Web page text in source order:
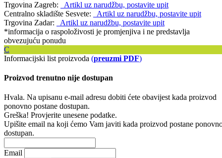
Trgovina Zagreb:
Artikl uz narudžbu, postavite upit
Centralno skladište Sesvete:
Artikl uz narudžbu, postavite upit
Trgovina Zadar:
Artikl uz narudžbu, postavite upit
*informacija o raspoloživosti je promjenjiva i ne predstavlja
obvezujuću ponudu
C
Informacijski list proizvoda (preuzmi PDF)
Proizvod trenutno nije dostupan
Hvala. Na upisanu e-mail adresu dobiti ćete obavijest kada proizvod
ponovno postane dostupan.
Greška! Provjerite unesene podatke.
Upišite email na koji ćemo Vam javiti kada proizvod postane
dostupan.
Email